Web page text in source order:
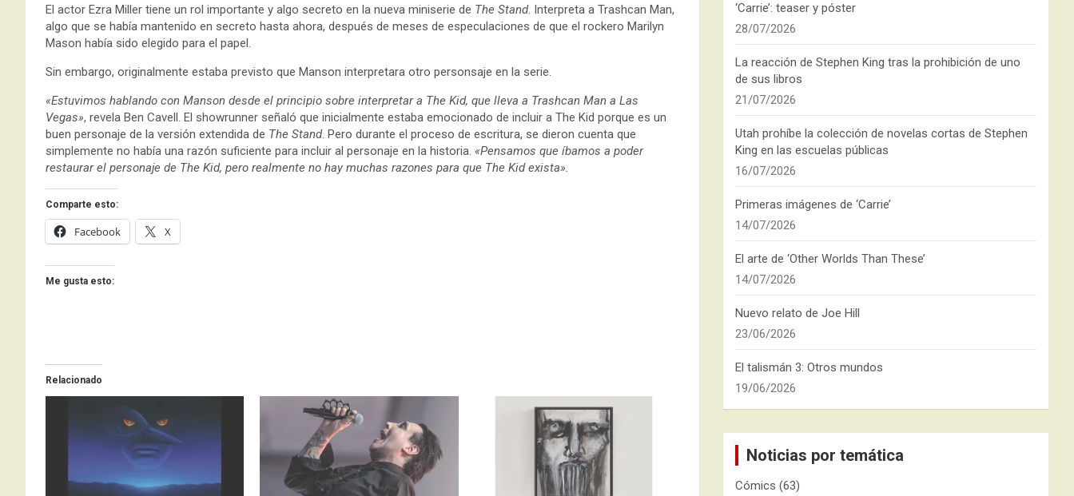
El actor Ezra Miller tiene un rol importante y algo secreto en la nueva miniserie de The Stand. Interpreta a Trashcan Man,
algo que se había mantenido en secreto hasta ahora, después de meses de especulaciones de que el rockero Marilyn
Mason había sido elegido para el papel.
Sin embargo, originalmente estaba previsto que Manson interpretara otro personsaje en la serie.
«Estuvimos hablando con Manson desde el principio sobre interpretar a The Kid, que lleva a Trashcan Man a Las
Vegas», revela Ben Cavell. El showrunner señaló que inicialmente estaba emocionado de incluir a The Kid porque es un
buen personaje de la versión extendida de The Stand. Pero durante el proceso de escritura, se dieron cuenta que
simplemente no había una razón suficiente para incluir al personaje en la historia. «Pensamos que íbamos a poder
restaurar el personaje de The Kid, pero realmente no hay muchas razones para que The Kid exista».
Comparte esto:
Facebook X
Me gusta esto:
Relacionado
‘Carrie’: teaser y póster
28/07/2026
La reacción de Stephen King tras la prohibición de uno
de sus libros
21/07/2026
Utah prohíbe la colección de novelas cortas de Stephen
King en las escuelas públicas
16/07/2026
Primeras imágenes de ‘Carrie’
14/07/2026
El arte de ‘Other Worlds Than These’
14/07/2026
Nuevo relato de Joe Hill
23/06/2026
El talismán 3: Otros mundos
19/06/2026
Noticias por temática
Cómics (63)